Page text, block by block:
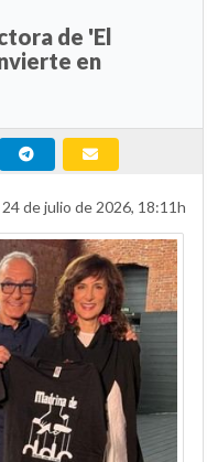
de 'El
en
24 de julio de 2026, 18:11h